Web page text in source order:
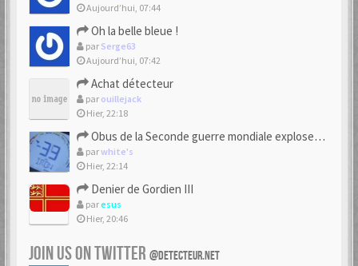
Aujourd’hui, 07:44
Oh la belle bleue !
par Serge63
Aujourd’hui, 07:42
Achat détecteur
par ouillejack
Hier, 22:18
Obus de la Seconde guerre mondiale explosent dans des champs.
parwhite's
Hier, 22:14
Denier de Gordien III
paresus
Hier, 20:46
JOIN US ON TWITTER @DETECTEUR.NET